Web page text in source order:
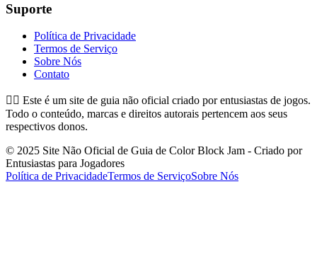
Suporte
Política de Privacidade
Termos de Serviço
Sobre Nós
Contato
👉🏻 Este é um site de guia não oficial criado por entusiastas de jogos.
Todo o conteúdo, marcas e direitos autorais pertencem aos seus
respectivos donos.
© 2025 Site Não Oficial de Guia de Color Block Jam - Criado por
Entusiastas para Jogadores
Política de PrivacidadeTermos de ServiçoSobre Nós